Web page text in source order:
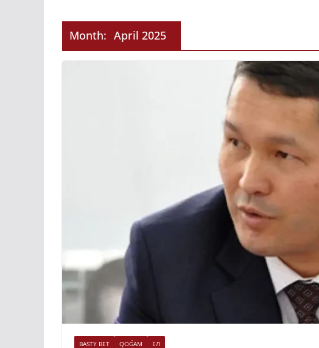
Month: April 2025
BASTY BET QOǴAM ЕЛ
ГИДРОЭНЕРГЕТИКАНЫ
ДАМЫТУДЫҢ 2035
ЖЫЛҒА ДЕЙІНГІ
ЖОСПАРЫ БЕКІТІЛДІ
taraz24kz_news